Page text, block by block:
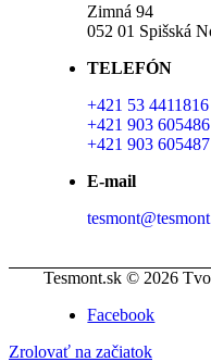
Zimná 94
052 01 Spišská
TELEFÓN
+421 53 4411816
+421 903 605486
+421 903 605487
E-mail
Tesmont.sk © 2026
Facebook
Zrolovať na začiatok